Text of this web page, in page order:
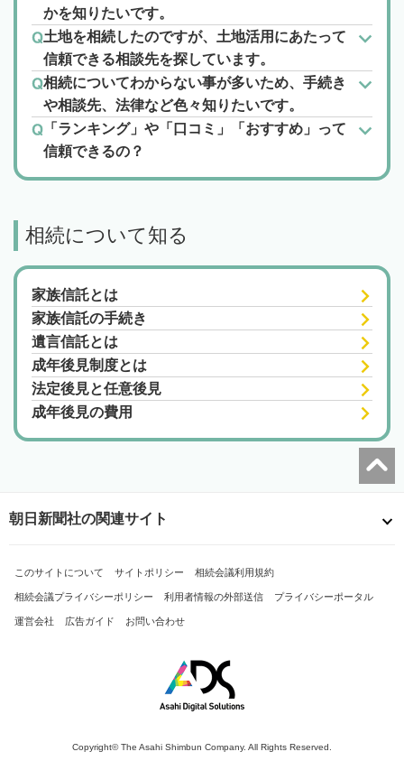
かを知りたいです。
土地を相続したのですが、土地活用にあたって
信頼できる相談先を探しています。
相続についてわからない事が多いため、手続き
や相談先、法律など色々知りたいです。
「ランキング」や「口コミ」「おすすめ」って
信頼できるの？
相続について知る
家族信託とは
家族信託の手続き
遺言信託とは
成年後見制度とは
法定後見と任意後見
成年後見の費用
朝日新聞社の関連サイト
このサイトについて サイトポリシー 相続会議利用規約
相続会議プライバシーポリシー 利用者情報の外部送信 プライバシーポータル
運営会社 広告ガイド お問い合わせ
Copyright© The Asahi Shimbun Company. All Rights Reserved.